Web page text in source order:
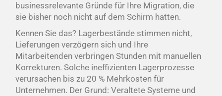
businessrelevante Gründe für Ihre Migration, die
sie bisher noch nicht auf dem Schirm hatten.
Kennen Sie das? Lagerbestände stimmen nicht,
Lieferungen verzögern sich und Ihre
Mitarbeitenden verbringen Stunden mit manuellen
Korrekturen. Solche ineffizienten Lagerprozesse
verursachen bis zu 20 % Mehrkosten für
Unternehmen. Der Grund: Veraltete Systeme und